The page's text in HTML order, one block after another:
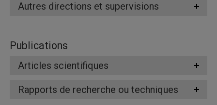
Autres directions et supervisions
Publications
Articles scientifiques
Rapports de recherche ou techniques